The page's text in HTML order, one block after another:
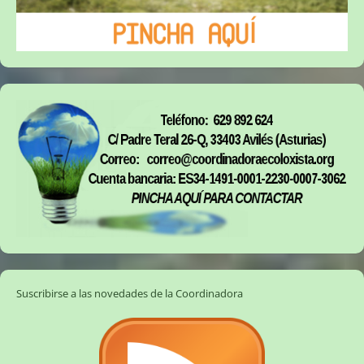
Suscribirse a las novedades de la Coordinadora